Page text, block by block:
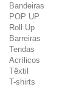
Bandeiras
POP UP
Roll Up
Barreiras
Tendas
Acrílicos
Têxtil
T-shirts